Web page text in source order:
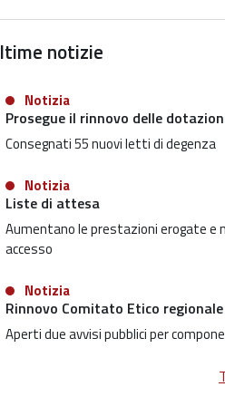
notizie
Notizia
Prosegue il rinnovo delle
Consegnati 55 nuovi letti di degenza
Notizia
Liste di attesa
Aumentano le prestazioni erogate e
accesso
Notizia
Rinnovo Comitato Etico regionale
Aperti due avvisi pubblici per